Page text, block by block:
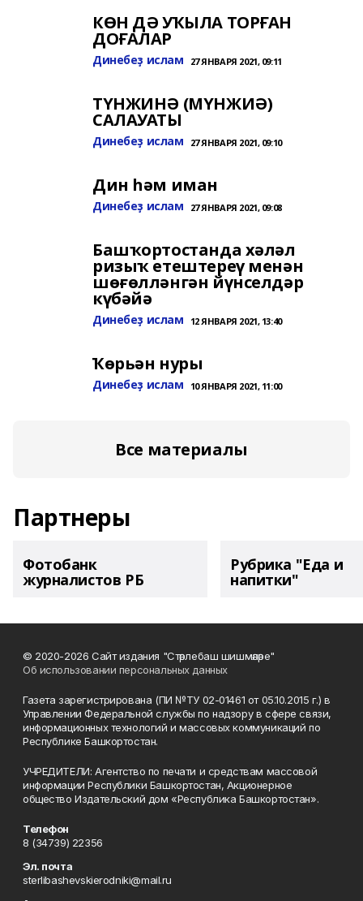
КӨН ДӘ УҠЫЛА ТОРҒАН
ДОҒАЛАР
Динебеҙ ислам 27 ЯНВАРЯ 2021, 09:11
ТҮНЖИНӘ (МҮНЖИӘ)
САЛАУАТЫ
Динебеҙ ислам 27 ЯНВАРЯ 2021, 09:10
Дин һәм иман
Динебеҙ ислам 27 ЯНВАРЯ 2021, 09:08
Башҡортостанда хәләл
ризыҡ етештереү менән
шөғөлләнгән йүнселдәр
күбәйә
Динебеҙ ислам 12 ЯНВАРЯ 2021, 13:40
Ҡөрьән нуры
Динебеҙ ислам 10 ЯНВАРЯ 2021, 11:00
Все материалы
Партнеры
Фотобанк
журналистов РБ
Рубрика "Еда и
напитки"
© 2020-2026 Сайт издания "Стәрлебаш шишмәләре"
Об использовании персональных данных
Газета зарегистрирована (ПИ №ТУ 02-01461 от 05.10.2015 г.) в
Управлении Федеральной службы по надзору в сфере связи,
информационных технологий и массовых коммуникаций по
Республике Башкортостан.
УЧРЕДИТЕЛИ: Агентство по печати и средствам массовой
информации Республики Башкортостан, Акционерное
общество Издательский дом «Республика Башкортостан».
Телефон
8 (34739) 22356
Эл. почта
sterlibashevskierodniki@mail.ru